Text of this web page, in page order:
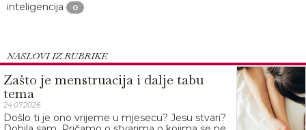
inteligencija 0
NASLOVI IZ RUBRIKE
Zašto je menstruacija i dalje tabu
tema
24.07.2026.
Došlo ti je ono vrijeme u mjesecu? Jesu stvari?